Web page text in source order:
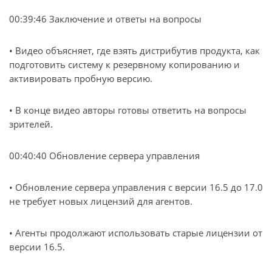
00:39:46 Заключение и ответы на вопросы
• Видео объясняет, где взять дистрибутив продукта, как
подготовить систему к резервному копированию и
активировать пробную версию.
• В конце видео авторы готовы ответить на вопросы
зрителей.
00:40:40 Обновление сервера управления
• Обновление сервера управления с версии 16.5 до 17.0
не требует новых лицензий для агентов.
• Агенты продолжают использовать старые лицензии от
версии 16.5.